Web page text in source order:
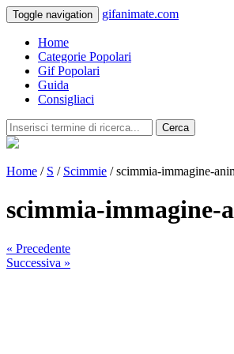
Toggle navigation gifanimate.com
Home
Categorie Popolari
Gif Popolari
Guida
Consigliaci
Cerca
Home / S / Scimmie / scimmia-immagine-
scimmia-immagine-
« Precedente
Successiva »